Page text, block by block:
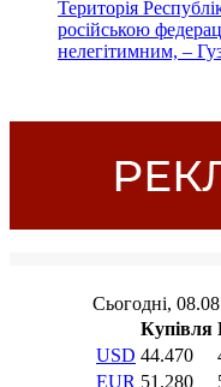
Територія
російською
нелегітимним, –